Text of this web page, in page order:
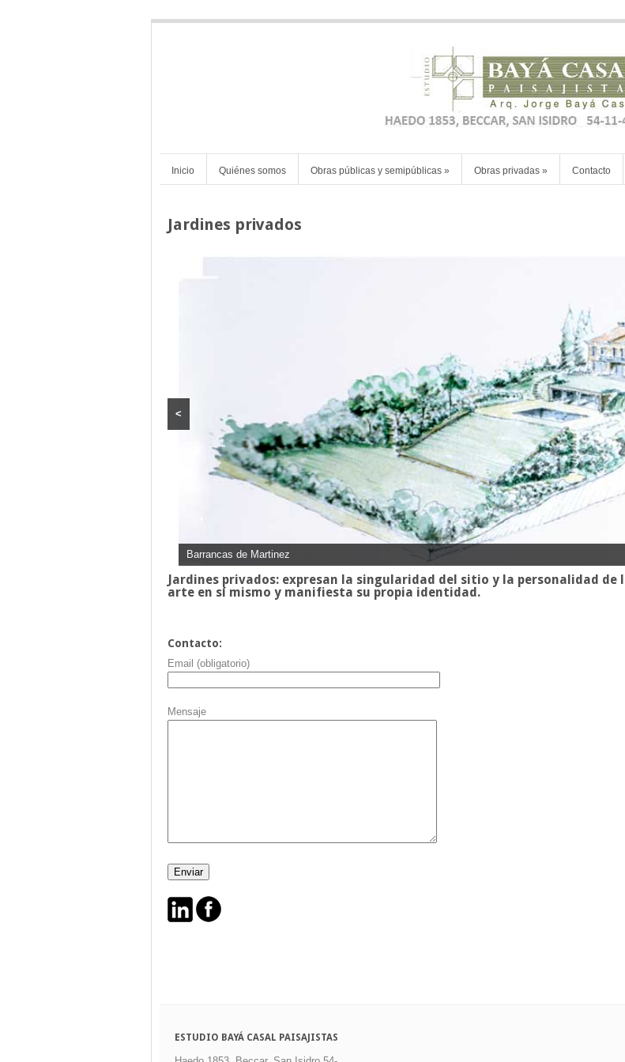
Inicio Quiénes somos Obras públicas y semipúblicas » Obras privadas » Contacto
Jardines privados
Barrancas de Martinez
<
Jardines privados: expresan la singularidad del sitio y la personalidad
arte en sí mismo y manifiesta su propia identidad.
Contacto:
Email (obligatorio)
Mensaje
ESTUDIO BAYÁ CASAL PAISAJISTAS